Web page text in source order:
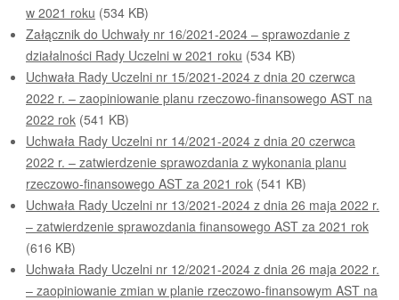
w 2021 roku (534 KB)
Załącznik do Uchwały nr 16/2021-2024 – sprawozdanie z
działalności Rady Uczelni w 2021 roku (534 KB)
Uchwała Rady Uczelni nr 15/2021-2024 z dnia 20 czerwca
2022 r. – zaopiniowanie planu rzeczowo-finansowego AST na
2022 rok (541 KB)
Uchwała Rady Uczelni nr 14/2021-2024 z dnia 20 czerwca
2022 r. – zatwierdzenie sprawozdania z wykonania planu
rzeczowo-finansowego AST za 2021 rok (541 KB)
Uchwała Rady Uczelni nr 13/2021-2024 z dnia 26 maja 2022 r.
– zatwierdzenie sprawozdania finansowego AST za 2021 rok
(616 KB)
Uchwała Rady Uczelni nr 12/2021-2024 z dnia 26 maja 2022 r.
– zaopiniowanie zmian w planie rzeczowo-finansowym AST na